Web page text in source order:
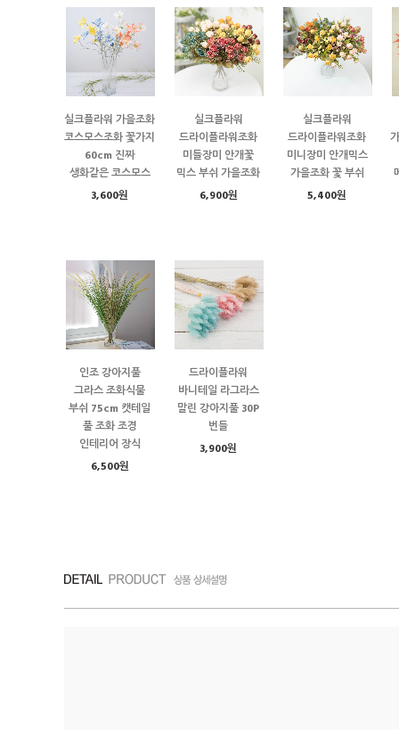
실크플라워 가을조화
코스모스조화 꽃가지
60cm 진짜
생화같은 코스모스
3,600원
실크플라워
드라이플라워조화
미들장미 안개꽃
믹스 부쉬 가을조화
6,900원
실크플라워
드라이플라워조화
미니장미 안개믹스
가을조화 꽃 부쉬
5,400원
인조 강아지풀
그라스 조화식물
부쉬 75cm 캣테일
풀 조화 조경
인테리어 장식
6,500원
드라이플라워
바니테일 라그라스
말린 강아지풀 30P
번들
3,900원